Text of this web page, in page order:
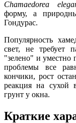
Chamaedorea
форму, а
Гондурас.
Популярность
свет, не требует
"зелено" и уместно
проблемы все
кончики, рост
реакция на сухой
грунт у окна.
Краткие